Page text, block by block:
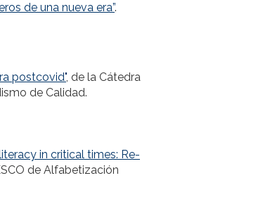
de una nueva era”.
postcovid", de la Cátedra
de Calidad.
in critical times: Re-
de Alfabetización